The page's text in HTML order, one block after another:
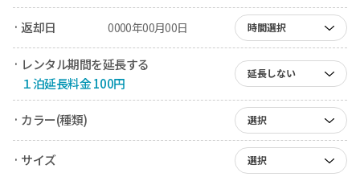
· 返却日 0000年00月00日 時間選択
· レンタル期間を延長する
１泊延長料金 100円
延長しない
· カラー(種類) 選択
· サイズ 選択